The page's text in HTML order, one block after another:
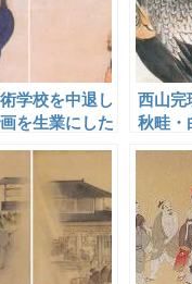
学校を中退し
を生業にした
西山完
秋畦・